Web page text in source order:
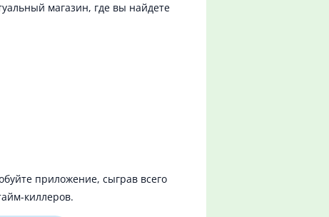
магазин, где вы найдете
приложение, сыграв всего
киллеров.